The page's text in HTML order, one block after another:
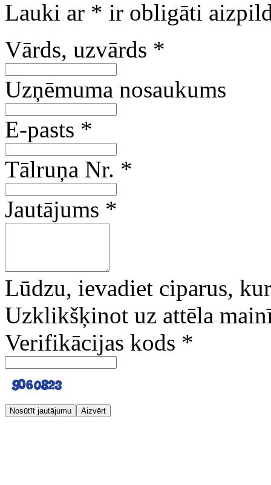
Lauki ar * ir obligāti
Vārds, uzvārds *
Uzņēmuma nosaukums
E-pasts *
Tālruņa Nr. *
Jautājums *
Lūdzu, ievadiet ciparus,
Uzklikšķinot uz attēla
Verifikācijas kods *
Nosūtīt jautājumu Aizvērt